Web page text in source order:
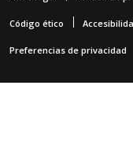
Código ético
Preferencias de privacidad